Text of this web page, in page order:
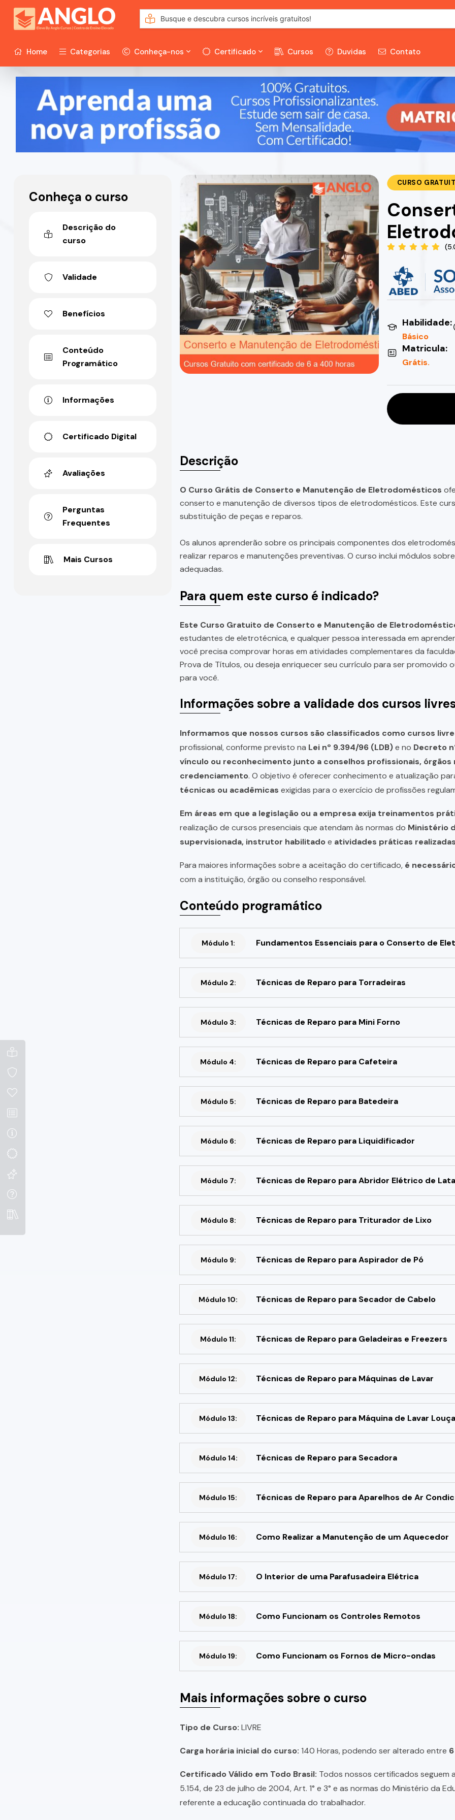
Home Categorias Conheça-nos Certificado Cursos Duvidas Contato
CURSO
Habilidade:
Básico
Matricula:
Grátis.
Descrição
O Curso Grátis de Conserto e Manutenção de Eletrodomésticos
conserto e manutenção de diversos tipos de eletrodomésticos. Este
substituição de peças e reparos.
Os alunos aprenderão sobre os principais componentes dos
realizar reparos e manutenções preventivas. O curso inclui módulos
adequadas.
Para quem este curso é indicado?
Este Curso Gratuito de Conserto e Manutenção de
estudantes de eletrotécnica, e qualquer pessoa interessada em
você precisa comprovar horas em atividades complementares da
Prova de Títulos, ou deseja enriquecer seu currículo para ser
para você.
Informações sobre a validade dos cursos
Informamos que nossos cursos são classificados como cursos
profissional, conforme previsto na Lei nº 9.394/96 (LDB)e no Decreto
vínculo ou reconhecimento junto a conselhos profissionais,
credenciamento. O objetivo é oferecer conhecimento e atualização
técnicas ou acadêmicas exigidas para o exercício de profissões
Em áreas em que a legislação ou a empresa exija treinamentos
realização de cursos presenciais que atendam às normas do Ministério
supervisionada, instrutor habilitadoe atividades práticas
Para maiores informações sobre a aceitação do certificado, é
com a instituição, órgão ou conselho responsável.
Conteúdo programático
Módulo 1: Fundamentos Essenciais para o Conserto de
Módulo 2: Técnicas de Reparo para Torradeiras
Módulo 3: Técnicas de Reparo para Mini Forno
Módulo 4: Técnicas de Reparo para Cafeteira
Módulo 5: Técnicas de Reparo para Batedeira
Módulo 6: Técnicas de Reparo para Liquidificador
Módulo 7: Técnicas de Reparo para Abridor Elétrico de Lata
Módulo 8: Técnicas de Reparo para Triturador de Lixo
Módulo 9: Técnicas de Reparo para Aspirador de Pó
Módulo 10: Técnicas de Reparo para Secador de Cabelo
Módulo 11: Técnicas de Reparo para Geladeiras e Freezers
Módulo 12: Técnicas de Reparo para Máquinas de Lavar
Módulo 13: Técnicas de Reparo para Máquina de Lavar
Módulo 14: Técnicas de Reparo para Secadora
Módulo 15: Técnicas de Reparo para Aparelhos de Ar
Módulo 16: Como Realizar a Manutenção de um Aquecedor
Módulo 17: O Interior de uma Parafusadeira Elétrica
Módulo 18: Como Funcionam os Controles Remotos
Módulo 19: Como Funcionam os Fornos de Micro-ondas
Mais informações sobre o curso
Tipo de Curso: LIVRE
Carga horária inicial do curso: 140 Horas, podendo ser alterado entre 6
Certificado Válido em Todo Brasil: Todos nossos certificados seguem
5.154, de 23 de julho de 2004, Art. 1° e 3° e as normas do Ministério da
referente a educação continuada do trabalhador.
Conheça o curso
Descrição do
curso
Validade
Benefícios
Conteúdo
Programático
Informações
Certificado Digital
Avaliações
Perguntas
Frequentes
Mais Cursos